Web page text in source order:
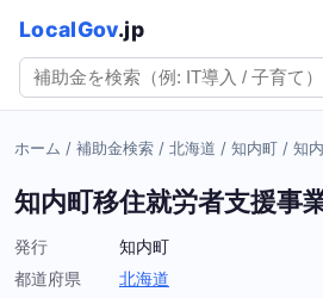
LocalGov.jp
ホーム / 補助金検索 / 北海道 / 知内町 / 知
知内町移住就労者支援事
発行
知内町
都道府県
北海道